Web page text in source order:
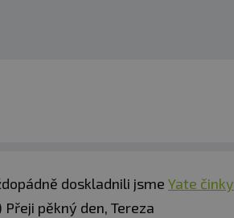
doskladnili jsme Yate činky
pěkný den, Tereza